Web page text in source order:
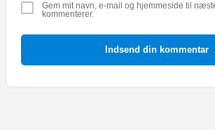
Gem mit navn, e-mail og hjemmeside til
kommenterer.
Indsend din kommentar